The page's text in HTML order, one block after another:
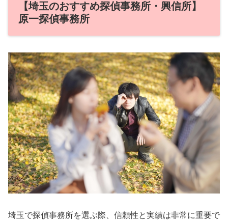
【埼玉のおすすめ探偵事務所・興信所】
原一探偵事務所
埼玉で探偵事務所を選ぶ際、信頼性と実績は非常に重要で